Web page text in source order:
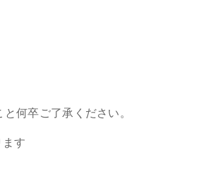
何卒ご了承ください。
す